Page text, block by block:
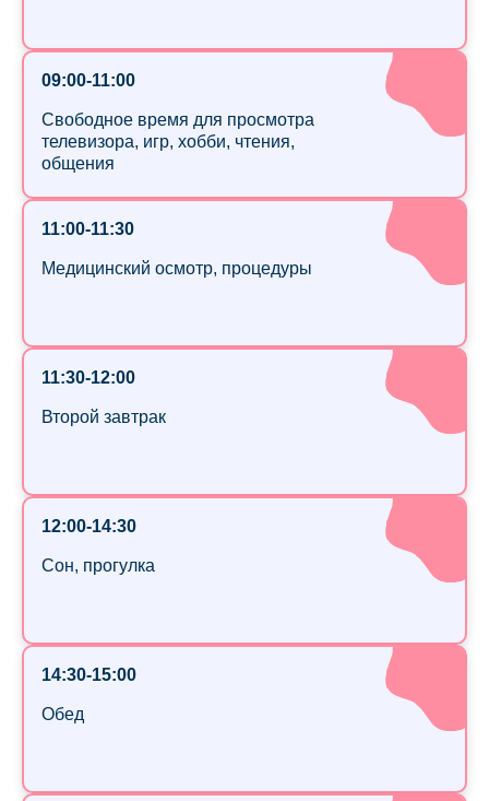
09:00-11:00
Свободное время для просмотра
телевизора, игр, хобби, чтения,
общения
11:00-11:30
Медицинский осмотр, процедуры
11:30-12:00
Второй завтрак
12:00-14:30
Сон, прогулка
14:30-15:00
Обед